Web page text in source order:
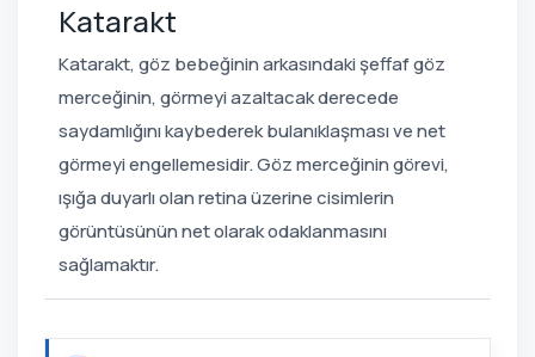
Katarakt
Katarakt, göz bebeğinin arkasındaki şeffaf göz
merceğinin, görmeyi azaltacak derecede
saydamlığını kaybederek bulanıklaşması ve net
görmeyi engellemesidir. Göz merceğinin görevi,
ışığa duyarlı olan retina üzerine cisimlerin
görüntüsünün net olarak odaklanmasını
sağlamaktır.